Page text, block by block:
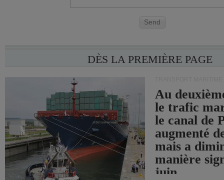
Send
DÈS LA PREMIÈRE PAGE
Au
le trafic
le canal de
augmenté
mais a
manière
juin.